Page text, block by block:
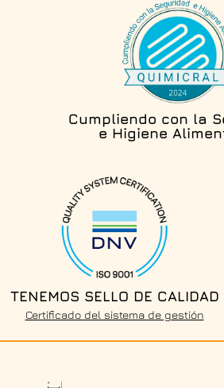
Cumpliendo con la
e Higiene
TENEMOS SELLO DE CALIDAD
Certificado del sistema de gestión